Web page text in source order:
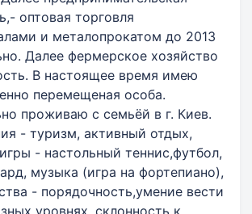
оптовая торговля
и металопрокатом до 2013
Далее фермерское хозяйство
В настоящее время имею
перемещеная особа.
проживаю с семьёй в г. Киев.
- туризм, активный отдых,
- настольный теннис,футбол,
музыка (игра на фортепиано),
- порядочность,умение вести